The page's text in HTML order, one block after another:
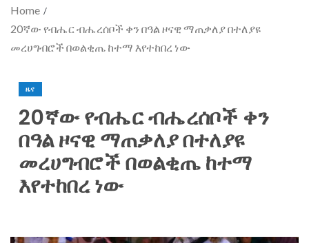
Home
20ኛው የብሔር ብሔረሰቦች ቀን በዓል ዞናዊ ማጠቃለያ በተለያዩ
መረሀግብሮች በወልቂጤ ከተማ እየተከበረ ነው
ዜና
20ኛው የብሔር ብሔረሰቦች ቀን
በዓል ዞናዊ ማጠቃለያ በተለያዩ
መረሀግብሮች በወልቂጤ ከተማ
እየተከበረ ነው